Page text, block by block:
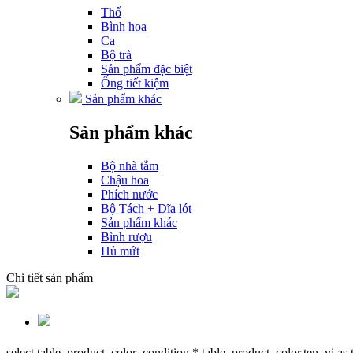
Thố
Bình hoa
Ca
Bộ trà
Sản phẩm đặc biệt
Ống tiết kiệm
Sản phẩm khác
Sản phẩm khác
Bộ nhà tắm
Chậu hoa
Phích nước
Bộ Tách + Dĩa lót
Sản phẩm khác
Bình rượu
Hủ mứt
Chi tiết sản phẩm